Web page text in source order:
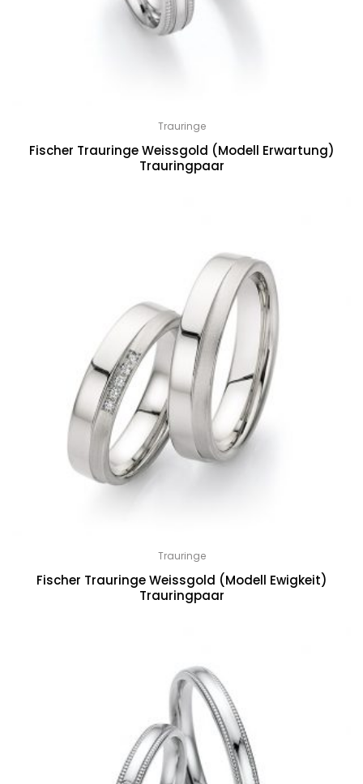
Trauringe
Fischer Trauringe Weissgold (Modell Erwartung)
Trauringpaar
Trauringe
Fischer Trauringe Weissgold (Modell Ewigkeit)
Trauringpaar